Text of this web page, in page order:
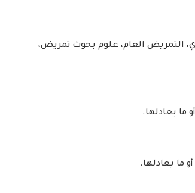
التمريض العام، علوم بحوث تمريض،
ما يعادلها.
ما يعادلها.